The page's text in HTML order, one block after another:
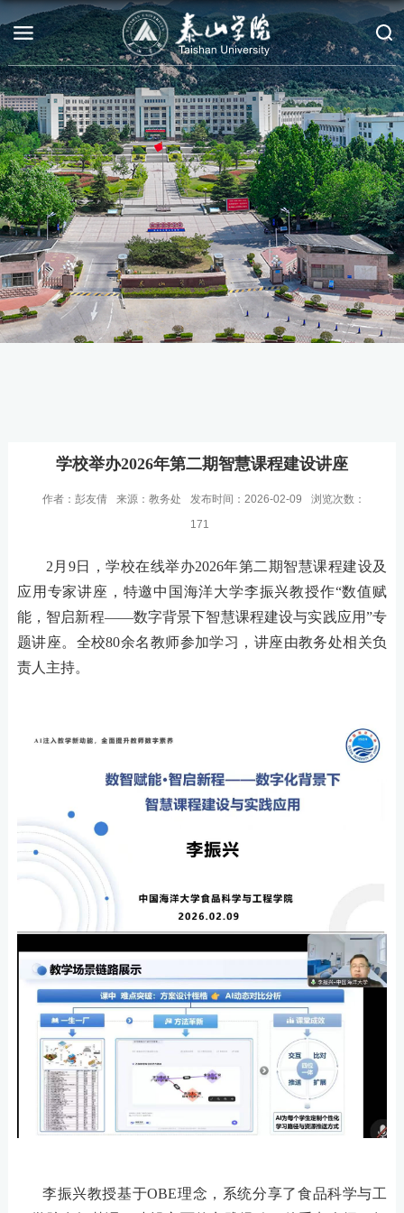
学校举办2026年第二期智慧课程建设讲座
作者：彭友倩 来源：教务处 发布时间：2026-02-09
浏览次数：
171
2月9日，学校在线举办2026年第二期智慧课程建设及
应用专家讲座，特邀中国海洋大学李振兴教授作“数值赋
能，智启新程——数字背景下智慧课程建设与实践应用”专
题讲座。全校80余名教师参加学习，讲座由教务处相关负
责人主持。
李振兴教授基于OBE理念，系统分享了食品科学与工